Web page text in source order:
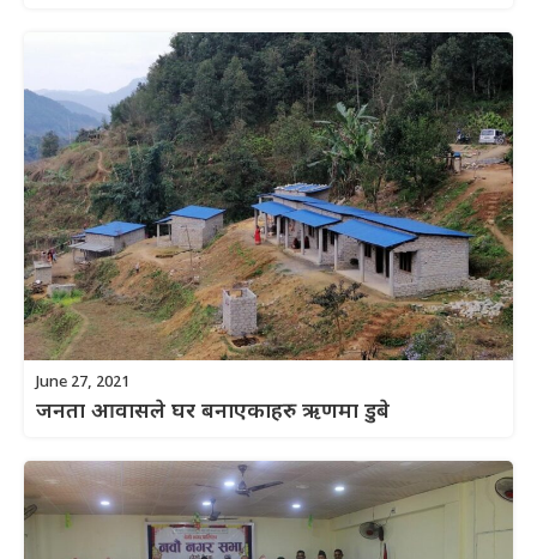
June 27, 2021
जनता आवासले घर बनाएकाहरु ऋणमा डुबे